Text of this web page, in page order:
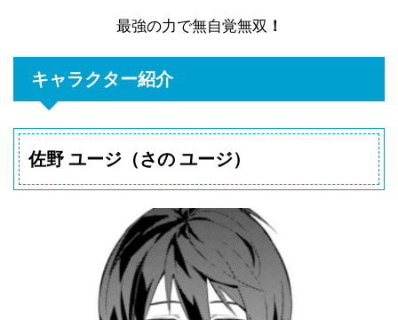
最強の力で無自覚無双 ！
キャラクター紹介
佐野 ユージ（さの ユージ）